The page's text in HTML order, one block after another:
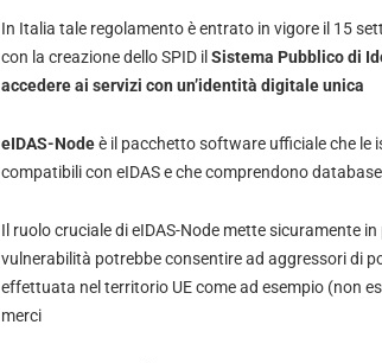
In Italia tale regolamento è entrato in vigore il 15
con la creazione dello SPID il Sistema Pubblico di
accedere ai servizi con un’identità digitale unica
eIDAS-Nodeè il pacchetto software ufficiale che le
compatibili con eIDAS e che comprendono
Il ruolo cruciale di eIDAS-Node mette sicuramente
vulnerabilità potrebbe consentire ad aggressori di
effettuata nel territorio UE come ad esempio (non
merci